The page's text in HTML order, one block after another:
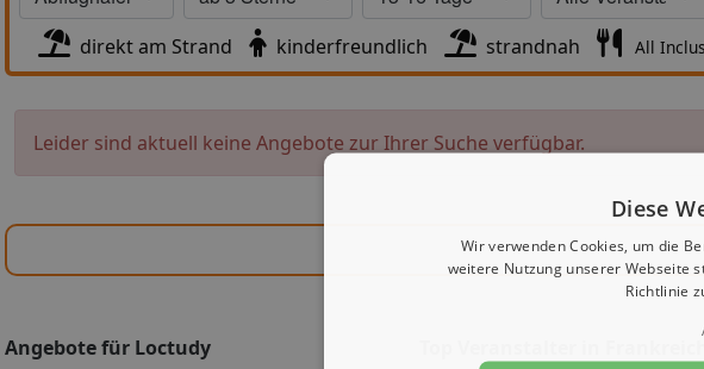
direkt am Strand kinderfreundlich strandnah All
Leider sind aktuell keine Angebote zur Ihrer Suche verfügbar.
Angebote für Loctudy
Diese
Wir verwenden Cookies, um die
weitere Nutzung unserer Webseite
Richtlinie